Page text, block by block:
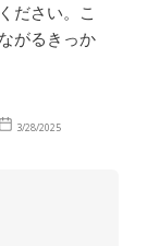
ださい。こ
がるきっか
3/28/2025